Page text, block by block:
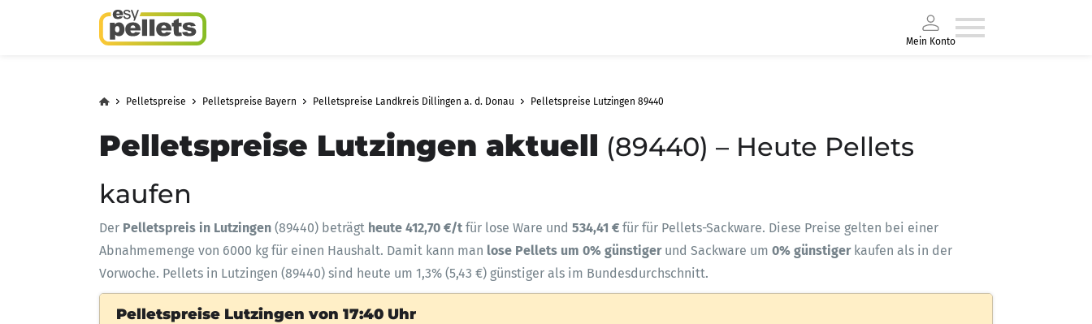
Mein Konto
Pelletspreise Pelletspreise Bayern Pelletspreise Landkreis Dillingen a. d. Donau Pelletspreise Lutzingen 89440
Pelletspreise Lutzingen aktuell (89440) – Heute Pellets
kaufen
Der Pelletspreis in Lutzingen (89440) beträgt heute 412,70 €/t für lose Ware und 534,41 € für für Pellets-Sackware. Diese Preise gelten bei einer
Abnahmemenge von 6000 kg für einen Haushalt. Damit kann man lose Pellets um 0% günstiger und Sackware um 0% günstigerkaufen als in der
Vorwoche. Pellets in Lutzingen (89440) sind heute um 1,3% (5,43 €) günstiger als im Bundesdurchschnitt.
Pelletspreise Lutzingen von 17:40 Uhr